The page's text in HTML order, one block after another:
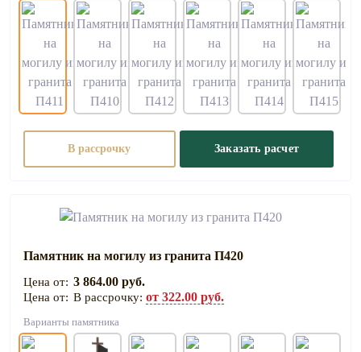
В рассрочку Заказать расчет
Памятник на могилу из гранита П420
3 864.00 руб.
В рассрочку: от 322.00 руб.
Варианты памятника